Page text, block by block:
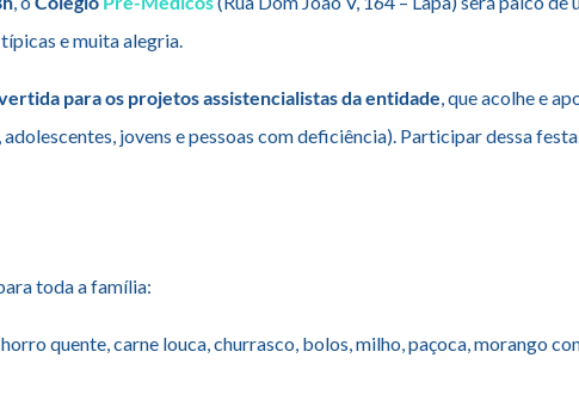
e muita alegria.
para os projetos assistencialistas da entidade, que acolhe e
jovens e pessoas com deficiência). Participar dessa festa
toda a família:
quente, carne louca, churrasco, bolos, milho, paçoca, morango